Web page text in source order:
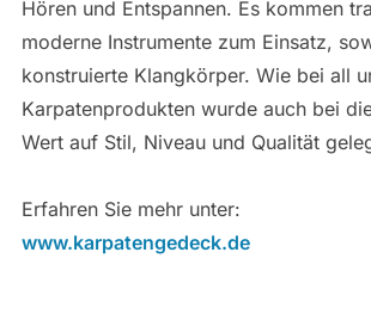
Hören und Entspannen. Es kommen
moderne Instrumente zum Einsatz,
konstruierte Klangkörper. Wie bei all
Karpatenprodukten wurde auch bei
Wert auf Stil, Niveau und Qualität
Erfahren Sie mehr unter:
www.karpatengedeck.de